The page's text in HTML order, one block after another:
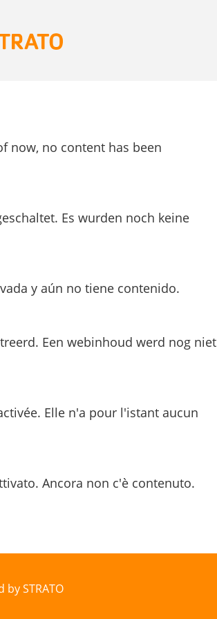
now, no content has been
Es wurden noch keine
y aún no tiene contenido.
Een webinhoud werd nog niet
Elle n'a pour l'istant aucun
Ancora non c'è contenuto.
by STRATO